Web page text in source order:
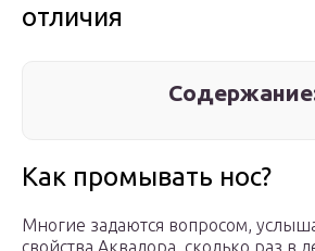
отличия
Как промывать нос?
Многие задаются вопросом,
свойства Аквалора, сколько раз в